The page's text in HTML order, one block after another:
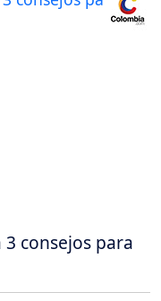
consejos para